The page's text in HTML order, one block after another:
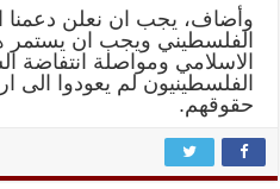
وأضاف، يجب ان نعلن
الفلسطيني ويجب ان يستمر
الاسلامي ومواصلة انتفاضة
الفلسطينيون لم يعودوا
حقوقهم.